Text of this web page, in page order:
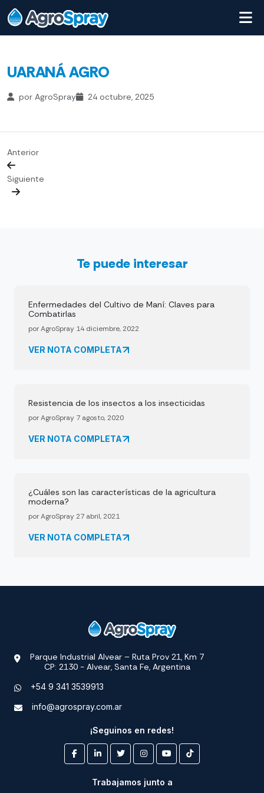
UARANÁ AGRO
por AgroSpray 24 octubre, 2025
Anterior
Siguiente
Te puede interesar
Enfermedades del Cultivo de Maní: Claves para
Combatirlas
por AgroSpray 14 diciembre, 2022
VER NOTA COMPLETA
Resistencia de los insectos a los insecticidas
por AgroSpray 7 agosto, 2020
VER NOTA COMPLETA
¿Cuáles son las características de la agricultura
moderna?
por AgroSpray 27 abril, 2021
VER NOTA COMPLETA
Parque Industrial Alvear – Ruta Prov 21, Km 7
CP: 2130 - Alvear, Santa Fe, Argentina
+54 9 341 3539913
info@agrospray.com.ar
¡Seguinos en redes!
Trabajamos junto a